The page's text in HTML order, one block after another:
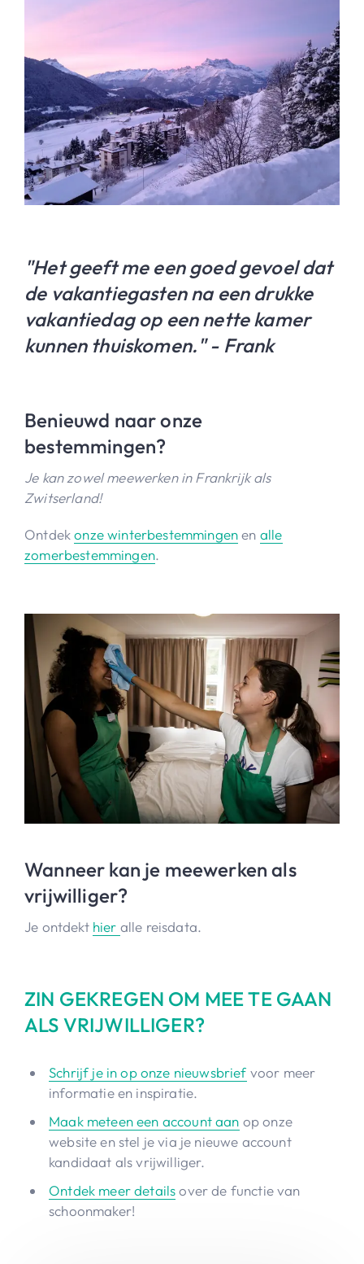
"Het geeft me een goed gevoel dat
de vakantiegasten na een drukke
vakantiedag op een nette kamer
kunnen thuiskomen." - Frank
Benieuwd naar onze
bestemmingen?
Je kan zowel meewerken in Frankrijk als
Zwitserland!
Ontdekonze winterbestemmingenen alle
zomerbestemmingen.
Wanneer kan je meewerken als
vrijwilliger?
Je ontdekt hier alle reisdata.
ZIN GEKREGEN OM MEE TE GAAN
ALS VRIJWILLIGER?
Schrijf je in op onze nieuwsbrief voor meer
informatie en inspiratie.
Maak meteen een account aan op onze
website en stel je via je nieuwe account
kandidaat als vrijwilliger.
Ontdek meer detailsover de functie van
schoonmaker!